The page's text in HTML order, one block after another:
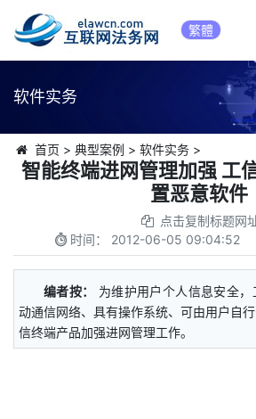
繁體
软件实务
首页 > 典型案例 > 软件实务>
智能终端进网管理加强 工
置恶意软件
点击复制标题网
时间： 2012-06-05 09:04:52
编者按：
为维护用户个人信息安全
动通信网络、具有操作系统、可由用户自
信终端产品加强进网管理工作。